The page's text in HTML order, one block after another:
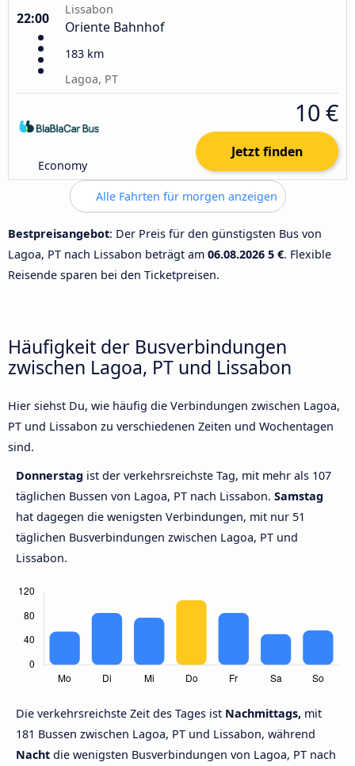
22:00
Lissabon
Oriente Bahnhof
183 km
Lagoa, PT
Economy
10 €
Jetzt finden
Alle Fahrten für morgen anzeigen
Bestpreisangebot: Der Preis für den günstigsten Bus von
Lagoa, PT nach Lissabon beträgt am 06.08.2026 5 €. Flexible
Reisende sparen bei den Ticketpreisen.
Häufigkeit der Busverbindungen
zwischen Lagoa, PT und Lissabon
Hier siehst Du, wie häufig die Verbindungen zwischen Lagoa,
PT und Lissabon zu verschiedenen Zeiten und Wochentagen
sind.
Donnerstag ist der verkehrsreichste Tag, mit mehr als 107
täglichen Bussen von Lagoa, PT nach Lissabon. Samstag
hat dagegen die wenigsten Verbindungen, mit nur 51
täglichen Busverbindungen zwischen Lagoa, PT und
Lissabon.
Die verkehrsreichste Zeit des Tages ist Nachmittags, mit
181 Bussen zwischen Lagoa, PT und Lissabon, während
Nacht die wenigsten Busverbindungen von Lagoa, PT nach